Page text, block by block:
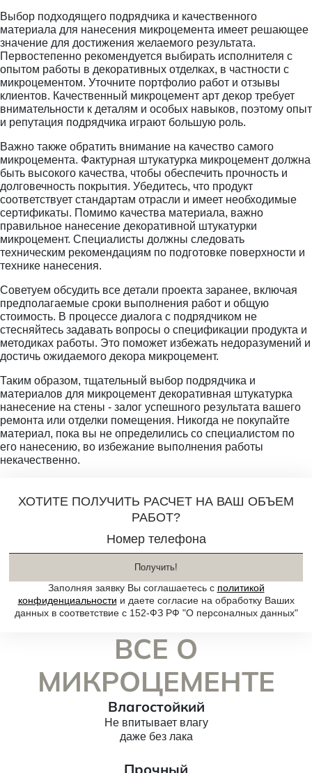
Выбор подходящего подрядчика и качественного
материала для нанесения микроцемента имеет решающее
значение для достижения желаемого результата.
Первостепенно рекомендуется выбирать исполнителя с
опытом работы в декоративных отделках, в частности с
микроцементом. Уточните портфолио работ и отзывы
клиентов. Качественный микроцемент арт декор требует
внимательности к деталям и особых навыков, поэтому опыт
и репутация подрядчика играют большую роль.
Важно также обратить внимание на качество самого
микроцемента. Фактурная штукатурка микроцемент должна
быть высокого качества, чтобы обеспечить прочность и
долговечность покрытия. Убедитесь, что продукт
соответствует стандартам отрасли и имеет необходимые
сертификаты. Помимо качества материала, важно
правильное нанесение декоративной штукатурки
микроцемент. Специалисты должны следовать
техническим рекомендациям по подготовке поверхности и
технике нанесения.
Советуем обсудить все детали проекта заранее, включая
предполагаемые сроки выполнения работ и общую
стоимость. В процессе диалога с подрядчиком не
стесняйтесь задавать вопросы о спецификации продукта и
методиках работы. Это поможет избежать недоразумений и
достичь ожидаемого декора микроцемент.
Таким образом, тщательный выбор подрядчика и
материалов для микроцемент декоративная штукатурка
нанесение на стены - залог успешного результата вашего
ремонта или отделки помещения. Никогда не покупайте
материал, пока вы не определились со специалистом по
его нанесению, во избежание выполнения работы
некачественно.
ХОТИТЕ ПОЛУЧИТЬ РАСЧЕТ НА ВАШ ОБЪЕМ
РАБОТ?
Номер телефона
Получить!
Заполняя заявку Вы соглашаетесь с политикой
конфиденциальности и даете согласие на обработку Ваших
данных в соответствие с 152-ФЗ РФ "О персоналных данных"
ВСЕ О
МИКРОЦЕМЕНТЕ
Влагостойкий
Не впитывает влагу
даже без лака
Прочный